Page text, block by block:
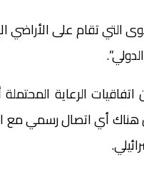
التي تقام على الأراضي
الرعاية
هناك أي اتصال رسمي مع